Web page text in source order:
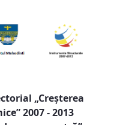
„Creşterea
2007 - 2013